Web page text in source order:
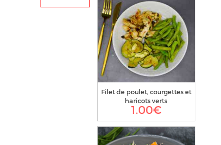
Filet de poulet, courgettes et
haricots verts
1.00€